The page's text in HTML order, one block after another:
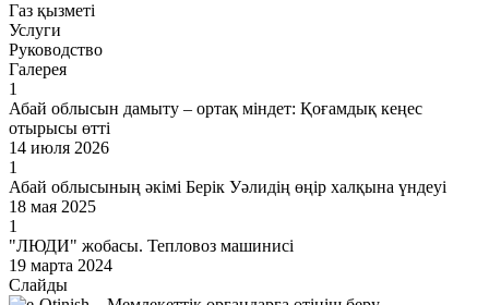
Газ қызметі
Услуги
Руководство
Галерея
1
Абай облысын дамыту – ортақ міндет: Қоғамдық кеңес
отырысы өтті
14 июля 2026
1
Абай облысының әкімі Берік Уәлидің өңір халқына үндеуі
18 мая 2025
1
"ЛЮДИ" жобасы. Тепловоз машинисі
19 марта 2024
Слайды